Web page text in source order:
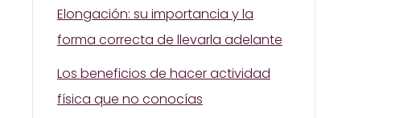
Elongación: su importancia y la
forma correcta de llevarla adelante
Los beneficios de hacer actividad
física que no conocías